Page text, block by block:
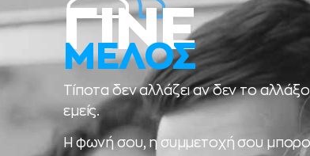
ΓΙΝΕ
ΜΕΛΟΣ
Τίποτα δεν αλλάζει αν δεν το
εμείς.
Η φωνή σου, η συμμετοχή σου